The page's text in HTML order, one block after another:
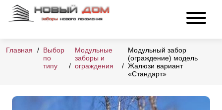
Главная
Выбор
по
типу
Модульные
заборы и
ограждения
Модульный забор
(ограждение) модель
Жалюзи вариант
«Стандарт»